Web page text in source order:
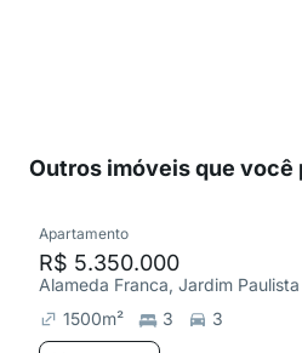
Outros imóveis que você
Apartamento
R$ 5.350.000
Alameda Franca, Jardim Paulista
1500m² 3
3